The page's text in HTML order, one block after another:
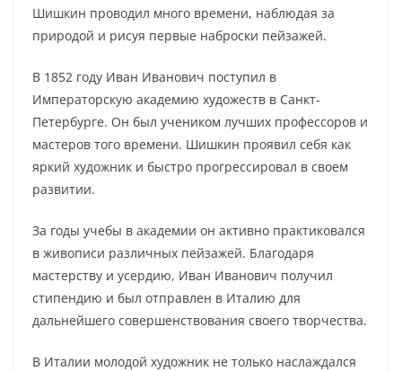
Шишкин проводил много времени, наблюдая за
природой и рисуя первые наброски пейзажей.
В 1852 году Иван Иванович поступил в
Императорскую академию художеств в Санкт-
Петербурге. Он был учеником лучших профессоров и
мастеров того времени. Шишкин проявил себя как
яркий художник и быстро прогрессировал в своем
развитии.
За годы учебы в академии он активно практиковался
в живописи различных пейзажей. Благодаря
мастерству и усердию, Иван Иванович получил
стипендию и был отправлен в Италию для
дальнейшего совершенствования своего творчества.
В Италии молодой художник не только наслаждался